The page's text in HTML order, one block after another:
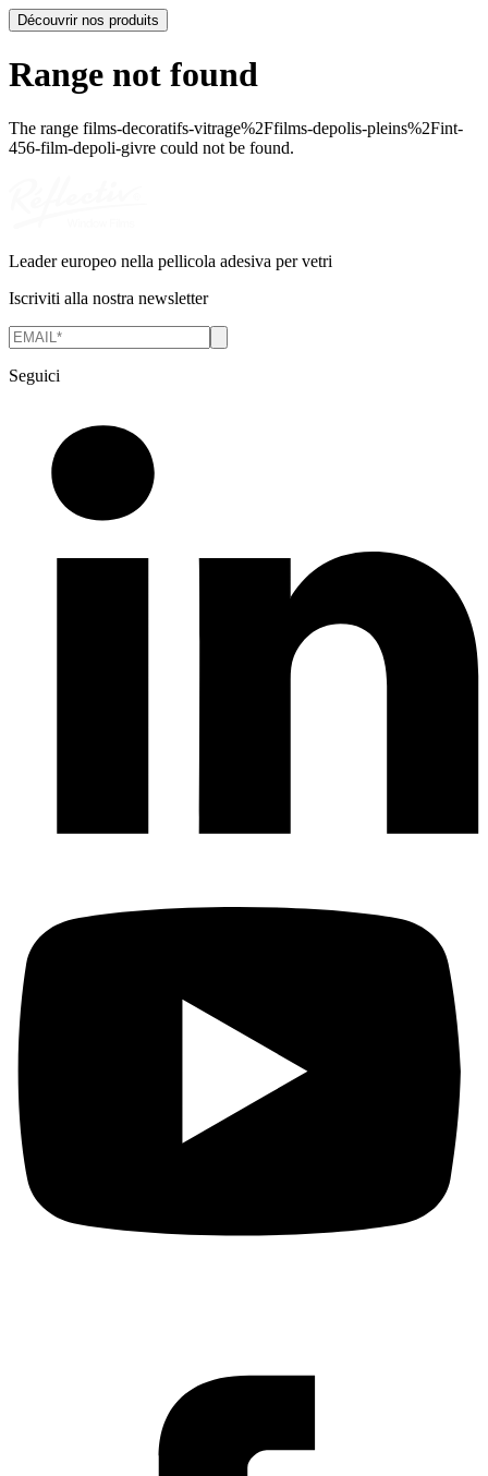
Découvrir nos produits
Range not found
The range films-decoratifs-vitrage%2Ffilms-depolis-pleins%2Fint-
456-film-depoli-givre could not be found.
Leader europeo nella pellicola adesiva per vetri
Iscriviti alla nostra newsletter
Seguici